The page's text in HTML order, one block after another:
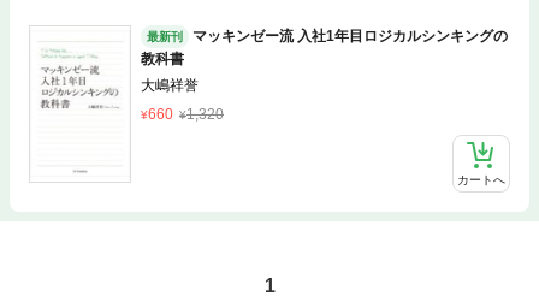
最新刊
マッキンゼー流 入社1年目ロジカルシンキングの
教科書
大嶋祥誉
660
1,320
カートへ
1